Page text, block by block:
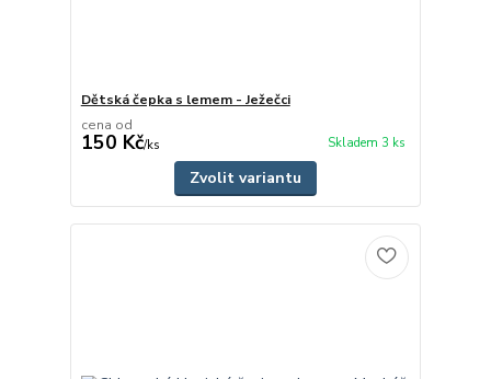
Dětská čepka s lemem - Ježečci
cena od
150 Kč/ks Skladem 3 ks
Zvolit variantu